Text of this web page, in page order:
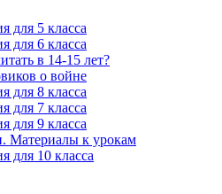
для 5 класса
для 6 класса
в 14-15 лет?
о войне
для 8 класса
для 7 класса
для 9 класса
Материалы к урокам
для 10 класса